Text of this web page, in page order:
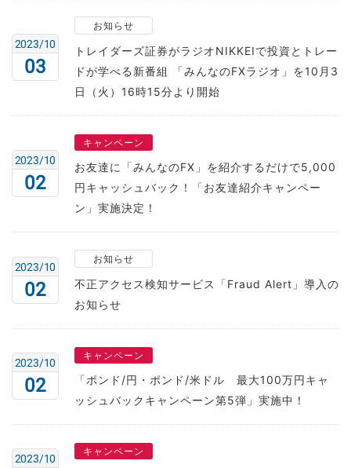
03
2023/10
お知らせ
トレイダーズ証券がラジオNIKKEIで投資とトレー
ドが学べる新番組 「みんなのFXラジオ」を10月3
日（火）16時15分より開始
02
2023/10
キャンペーン
お友達に「みんなのFX」を紹介するだけで5,000
円キャッシュバック！「お友達紹介キャンペー
ン」実施決定！
02
2023/10
お知らせ
不正アクセス検知サービス「Fraud Alert」導入の
お知らせ
02
2023/10
キャンペーン
「ポンド/円・ポンド/米ドル 最大100万円キャ
ッシュバックキャンペーン第5弾」実施中！
2023/10
キャンペーン